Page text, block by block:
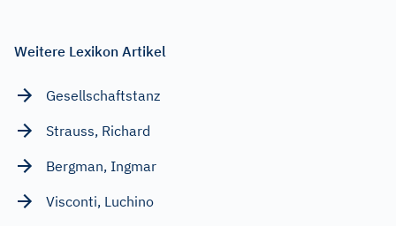
Weitere Lexikon Artikel
Gesellschaftstanz
Strauss, Richard
Bergman, Ingmar
Visconti, Luchino